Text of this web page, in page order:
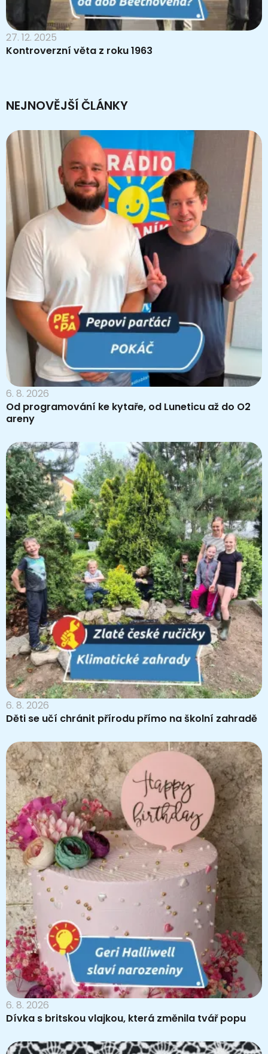
27. 12. 2025
Kontroverzní věta z roku 1963
NEJNOVĚJŠÍ ČLÁNKY
6. 8. 2026
Od programování ke kytaře, od Luneticu až do O2
areny
6. 8. 2026
Děti se učí chránit přírodu přímo na školní zahradě
6. 8. 2026
Dívka s britskou vlajkou, která změnila tvář popu